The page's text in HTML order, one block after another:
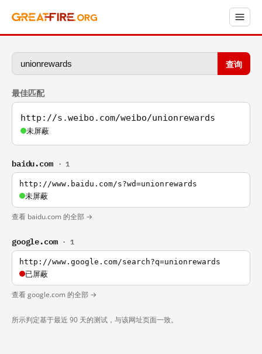
查询
最佳匹配
http://s.weibo.com/weibo/unionrewards
未屏蔽
baidu.com · 1
http://www.baidu.com/s?wd=unionrewards
未屏蔽
查看 baidu.com 的全部 →
google.com · 1
http://www.google.com/search?q=unionrewards
已屏蔽
查看 google.com 的全部 →
所示判定基于最近 90 天的测试，与该网址页面一致。